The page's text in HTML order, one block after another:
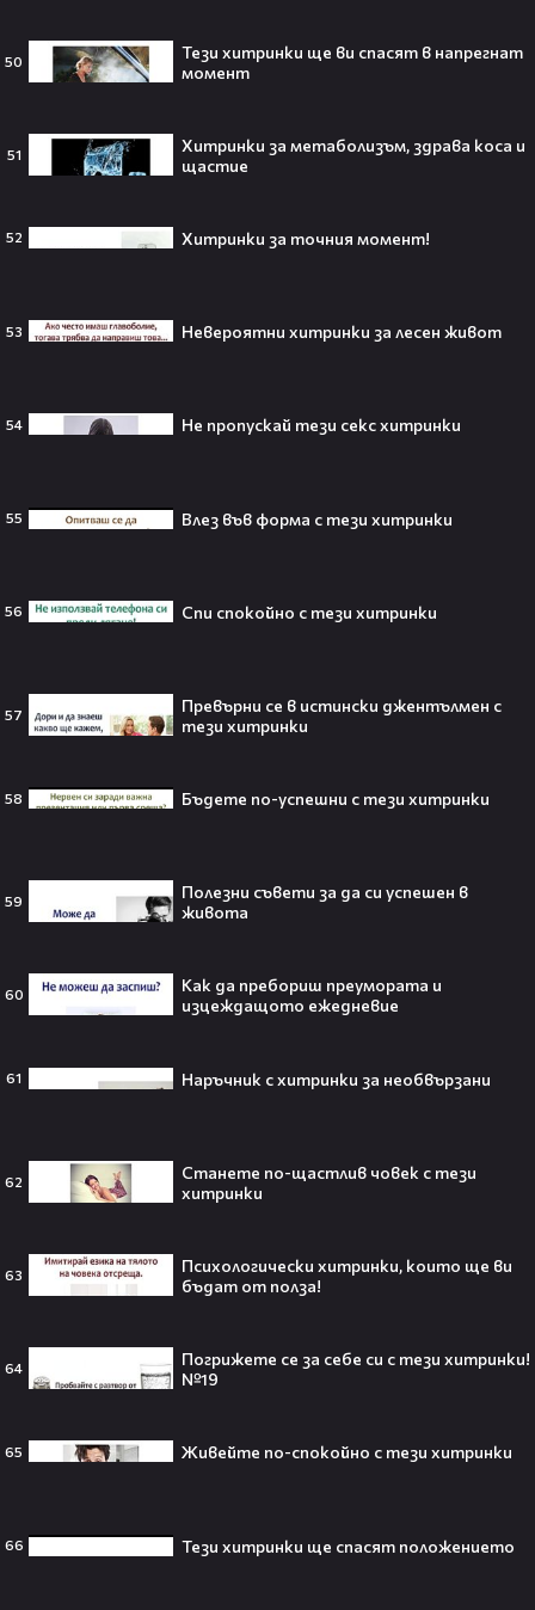
50
Тези хитринки ще ви спасят в напрегнат
момент
51
Хитринки за метаболизъм, здрава коса и
щастие
52 Хитринки за точния момент!
53 Невероятни хитринки за лесен живот
54 Не пропускай тези секс хитринки
55 Влез във форма с тези хитринки
56 Спи спокойно с тези хитринки
57
Превърни се в истински джентълмен с
тези хитринки
58 Бъдете по-успешни с тези хитринки
59
Полезни съвети за да си успешен в
живота
60
Как да пребориш преумората и
изцеждащото ежедневие
61 Наръчник с хитринки за необвързани
62
Станете по-щастлив човек с тези
хитринки
63
Психологически хитринки, които ще ви
бъдат от полза!
64
Погрижете се за себе си с тези хитринки!
№19
65 Живейте по-спокойно с тези хитринки
66 Тези хитринки ще спасят положението
Съдията отложи сливането на
Любов или скандал? Карди Би и
Плати ли FIFA милиони на
IShowSpeed?! Истината зад
получава PC версията която
чакахме🎮🤩
усещането за „Одисея“ на
Кристофър Нолан🤩🎮
футбол заедно с Мадона, Шакира
Бербо смени терена: от „Олд
250 години тишина: Америка